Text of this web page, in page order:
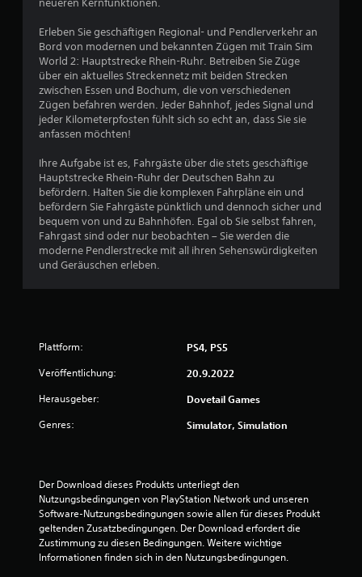
B
e
w
e
r
t
u
n
S
Erleben Sie geschäftigen Regional- und Pendlerverkehr an
Bord von modernen und bekannten Zügen mit Train Sim
World 2: Hauptstrecke Rhein-Ruhr. Betreiben Sie Züge
über ein aktuelles Streckennetz mit beiden Strecken
zwischen Essen und Bochum, die von verschiedenen
Zügen befahren werden. Jeder Bahnhof, jedes Signal und
jeder Kilometerpfosten fühlt sich so echt an, dass Sie sie
anfassen möchten!
Ihre Aufgabe ist es, Fahrgäste über die stets geschäftige
Hauptstrecke Rhein-Ruhr der Deutschen Bahn zu
befördern. Halten Sie die komplexen Fahrpläne ein und
befördern Sie Fahrgäste pünktlich und dennoch sicher und
bequem von und zu Bahnhöfen. Egal ob Sie selbst fahren,
Fahrgast sind oder nur beobachten – Sie werden die
moderne Pendlerstrecke mit all ihren Sehenswürdigkeiten
und Geräuschen erleben.
Plattform: PS4, PS5
Veröffentlichung: 20.9.2022
Herausgeber: Dovetail Games
Genres: Simulator, Simulation
Der Download dieses Produkts unterliegt den
Nutzungsbedingungen von PlayStation Network und unseren
Software-Nutzungsbedingungen sowie allen für dieses Produkt
geltenden Zusatzbedingungen. Der Download erfordert die
Zustimmung zu diesen Bedingungen. Weitere wichtige
Informationen finden sich in den Nutzungsbedingungen.